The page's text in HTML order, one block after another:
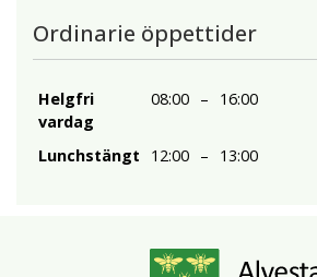
Ordinarie öppettider
Helgfri
vardag
08:00 – 16:00
Lunchstängt 12:00 – 13:00